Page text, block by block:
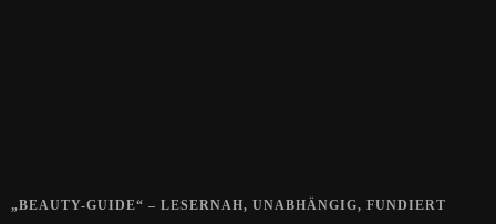
„BEAUTY-GUIDE“ – LESERNAH, UNABHÄNGIG, FUNDIERT